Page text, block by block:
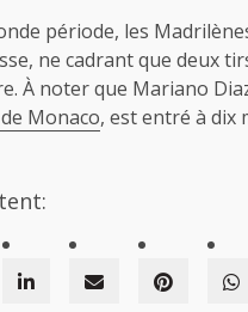
période, les
ne cadrant que deux
À noter que Mariano
Monaco, est entré à dix